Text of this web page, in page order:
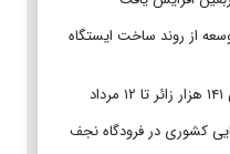
از روند ساخت ایستگاه
کشوری در فرودگاه نجف